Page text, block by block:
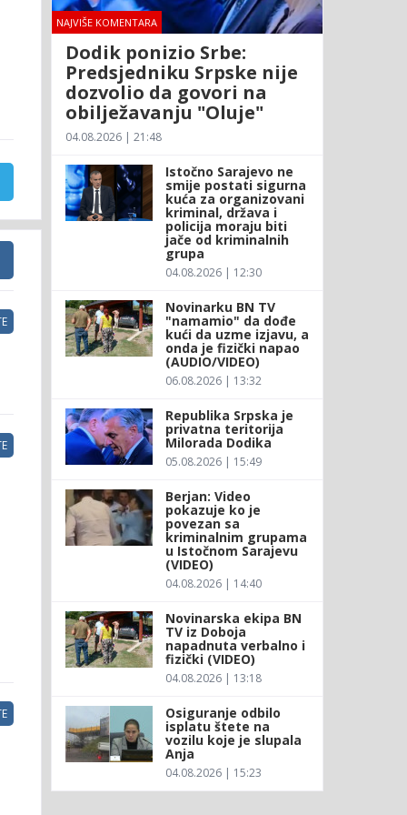
NAJVIŠE KOMENTARA
Dodik ponizio Srbe:
Predsjedniku Srpske nije
dozvolio da govori na
obilježavanju "Oluje"
04.08.2026 | 21:48
Istočno Sarajevo ne
smije postati sigurna
kuća za organizovani
kriminal, država i
policija moraju biti
jače od kriminalnih
grupa
04.08.2026 | 12:30
Novinarku BN TV
"namamio" da dođe
kući da uzme izjavu, a
onda je fizički napao
(AUDIO/VIDEO)
06.08.2026 | 13:32
Republika Srpska je
privatna teritorija
Milorada Dodika
05.08.2026 | 15:49
Berjan: Video
pokazuje ko je
povezan sa
kriminalnim grupama
u Istočnom Sarajevu
(VIDEO)
04.08.2026 | 14:40
Novinarska ekipa BN
TV iz Doboja
napadnuta verbalno i
fizički (VIDEO)
04.08.2026 | 13:18
Osiguranje odbilo
isplatu štete na
vozilu koje je slupala
Anja
04.08.2026 | 15:23